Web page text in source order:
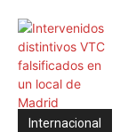
Internacional